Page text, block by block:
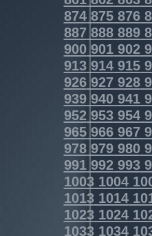
874875876
887888889
900901902
913914915
926927928
939940941
952953954
965966967
978979980
991992993
10031004
10131014
10231024
10331034